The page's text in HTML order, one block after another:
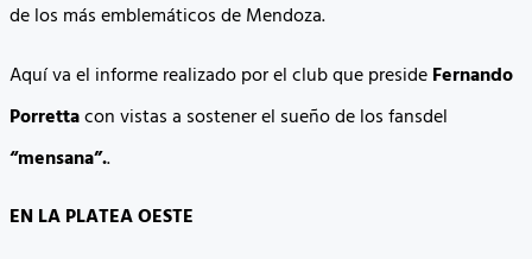
de los más emblemáticos de Mendoza.
Aquí va el informe realizado por el club que presideFernando
Porrettacon vistas a sostener el sueño de los fansdel
“mensana”..
EN LA PLATEA OESTE